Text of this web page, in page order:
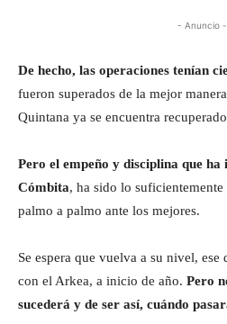
- Anuncio -
De hecho, las operaciones tenían
fueron superados de la mejor
Quintana ya se encuentra
Pero el empeño y disciplina que ha
Cómbita, ha sido lo
palmo a palmo ante los mejores.
Se espera que vuelva a su nivel, ese
con el Arkea, a inicio de año. Pero
sucederá y de ser así, cuándo